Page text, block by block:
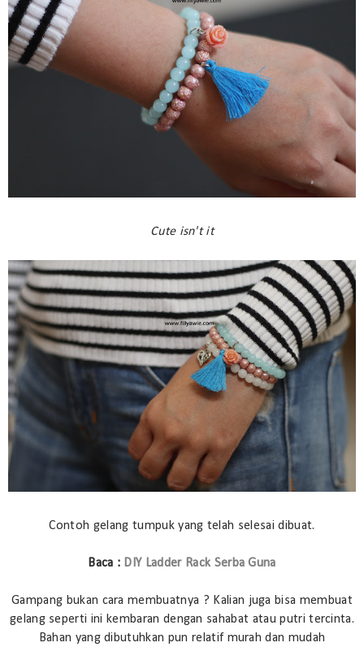
Cute isn't it
Contoh gelang tumpuk yang telah selesai dibuat.
Baca : DIY Ladder Rack Serba Guna
Gampang bukan cara membuatnya ? Kalian juga bisa membuat
gelang seperti ini kembaran dengan sahabat atau putri tercinta.
Bahan yang dibutuhkan pun relatif murah dan mudah